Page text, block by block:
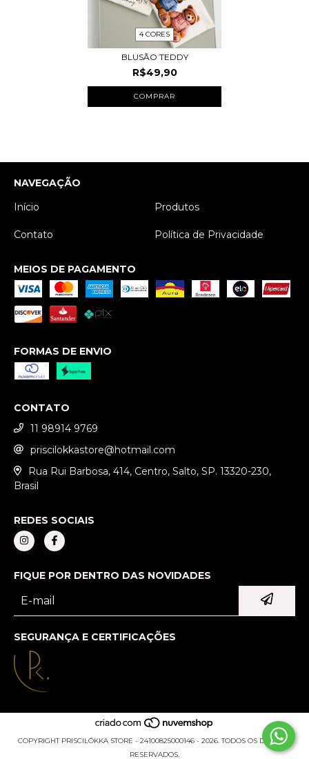
4 CORES
BLUSÃO TEDDY
R$49,90
COMPRAR
NAVEGAÇÃO
Início
Produtos
Contato Política de Privacidade
MEIOS DE PAGAMENTO
FORMAS DE ENVIO
CONTATO
11 98914 9769
priscilokkastore@hotmail.com
Rua Rui Barbosa, 414, Centro, Salto, SP. 13320-230,
Brasil
REDES SOCIAIS
FIQUE POR DENTRO DAS NOVIDADES
SEGURANÇA E CERTIFICAÇÕES
COPYRIGHT PRISCILÓKKA STORE - 24100825000146 - 2026. TODOS OS DIREITOS
RESERVADOS.